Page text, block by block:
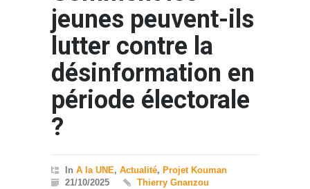
jeunes peuvent-ils
lutter contre la
désinformation en
période électorale
?
In A la UNE, Actualité, Projet Kouman
21/10/2025
Thierry Gnanzou